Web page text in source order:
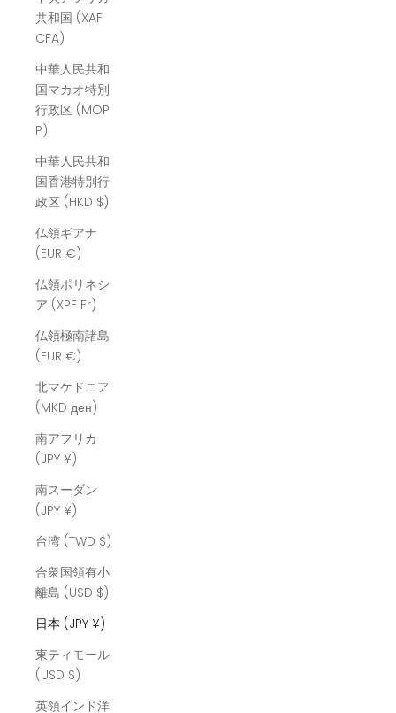
共和国 (XAF
CFA)
中華人民共和
国マカオ特別
行政区 (MOP
P)
中華人民共和
国香港特別行
政区 (HKD $)
仏領ギアナ
(EUR €)
仏領ポリネシ
ア (XPF Fr)
仏領極南諸島
(EUR €)
北マケドニア
(MKD ден)
南アフリカ
(JPY ¥)
南スーダン
(JPY ¥)
台湾 (TWD $)
合衆国領有小
離島 (USD $)
日本 (JPY ¥)
東ティモール
(USD $)
英領インド洋